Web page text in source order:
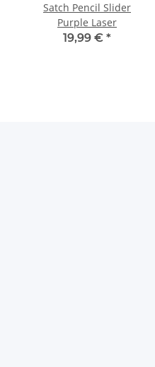
Satch Pencil Slider
Purple Laser
19,99 € *